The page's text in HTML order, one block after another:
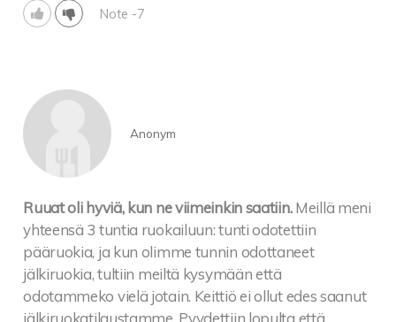
Note -7
Anonym
Ruuat oli hyviä, kun ne viimeinkin saatiin. Meillä meni
yhteensä 3 tuntia ruokailuun: tunti odotettiin
pääruokia, ja kun olimme tunnin odottaneet
jälkiruokia, tultiin meiltä kysymään että
odotammeko vielä jotain. Keittiö ei ollut edes saanut
jälkiruokatilaustamme. Pyydettiin lopulta että